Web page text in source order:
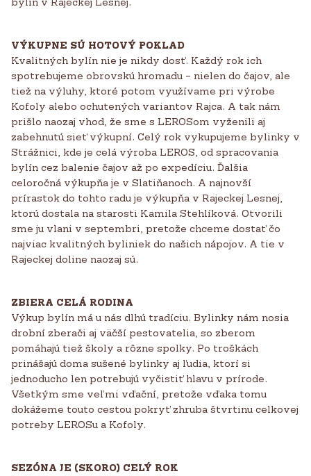
VÝKUPNE SÚ HOTOVÝ POKLAD
Kvalitných bylín nie je nikdy dosť. Každý rok ich
spotrebujeme obrovskú hromadu – nielen do čajov, ale
tiež na výluhy, ktoré potom využívame pri výrobe
Kofoly alebo ochutených variantov Rajca. A tak nám
prišlo naozaj vhod, že sme s LEROSom vyženili aj
zabehnutú sieť výkupní. Celý rok vykupujeme bylinky v
Strážnici, kde je celá výroba LEROS, od spracovania
bylín cez balenie čajov až po expedíciu. Ďalšia
celoročná výkupňa je v Slatiňanoch. A najnovší
prírastok do tohto radu je výkupňa v Rajeckej Lesnej,
ktorú dostala na starosti Kamila Stehlíková. Otvorili
sme ju vlani v septembri, pretože chceme dostať čo
najviac kvalitných byliniek do našich nápojov. A tie v
Rajeckej doline naozaj sú.
ZBIERA CELÁ RODINA
Výkup bylín má u nás dlhú tradíciu. Bylinky nám nosia
drobní zberači aj väčší pestovatelia, so zberom
pomáhajú tiež školy a rôzne spolky. Po troškách
prinášajú doma sušené bylinky aj ľudia, ktorí si
jednoducho len potrebujú vyčistiť hlavu v prírode.
Všetkým sme veľmi vďační, pretože vďaka tomu
dokážeme touto cestou pokryť zhruba štvrtinu celkovej
potreby LEROSu a Kofoly.
SEZÓNA JE (SKORO) CELÝ ROK